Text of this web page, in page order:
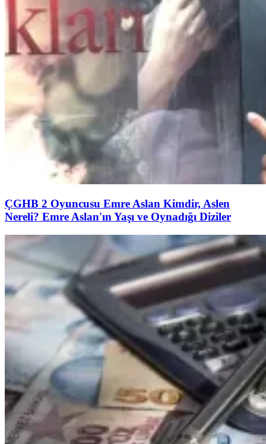
ÇGHB 2 Oyuncusu Emre Aslan Kimdir, Aslen
Nereli? Emre Aslan'ın Yaşı ve Oynadığı Diziler